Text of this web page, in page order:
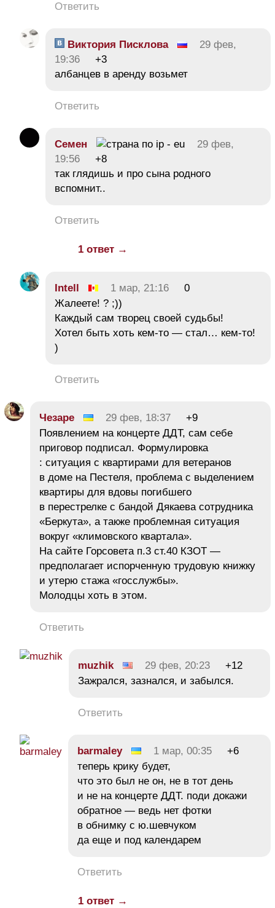
Ответить
Виктория Писклова
29 фев,
19:36
+3
албанцев в аренду возьмет
Ответить
Семен
29 фев,
19:56
+8
так глядишь и про сына родного
вспомнит..
Ответить
1 ответ →
Intell 1 мар, 21:16
0
Жалеете! ? ;))
Каждый сам творец своей судьбы!
Хотел быть хоть кем-то — стал… кем-то!
)
Ответить
Чезаре 29 фев, 18:37
+9
Появлением на концерте ДДТ, сам себе
приговор подписал. Формулировка
: ситуация с квартирами для ветеранов
в доме на Пестеля, проблема с выделением
квартиры для вдовы погибшего
в перестрелке с бандой Дякаева сотрудника
«Беркута», а также проблемная ситуация
вокруг «климовского квартала».
На сайте Горсовета п.3 ст.40 КЗОТ —
предполагает испорченную трудовую книжку
и утерю стажа «госслужбы».
Молодцы хоть в этом.
Ответить
muzhik 29 фев, 20:23
+12
Зажрался, зазнался, и забылся.
Ответить
barmaley 1 мар, 00:35
+6
теперь крику будет,
что это был не он, не в тот день
и не на концерте ДДТ. поди докажи
обратное — ведь нет фотки
в обнимку с ю.шевчуком
да еще и под календарем
Ответить
1 ответ →